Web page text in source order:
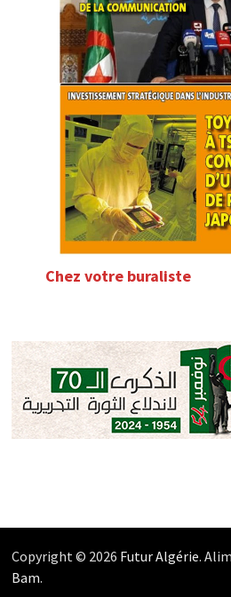
Chez votre buraliste
Copyright © 2026 Futur Algérie.
Bam.